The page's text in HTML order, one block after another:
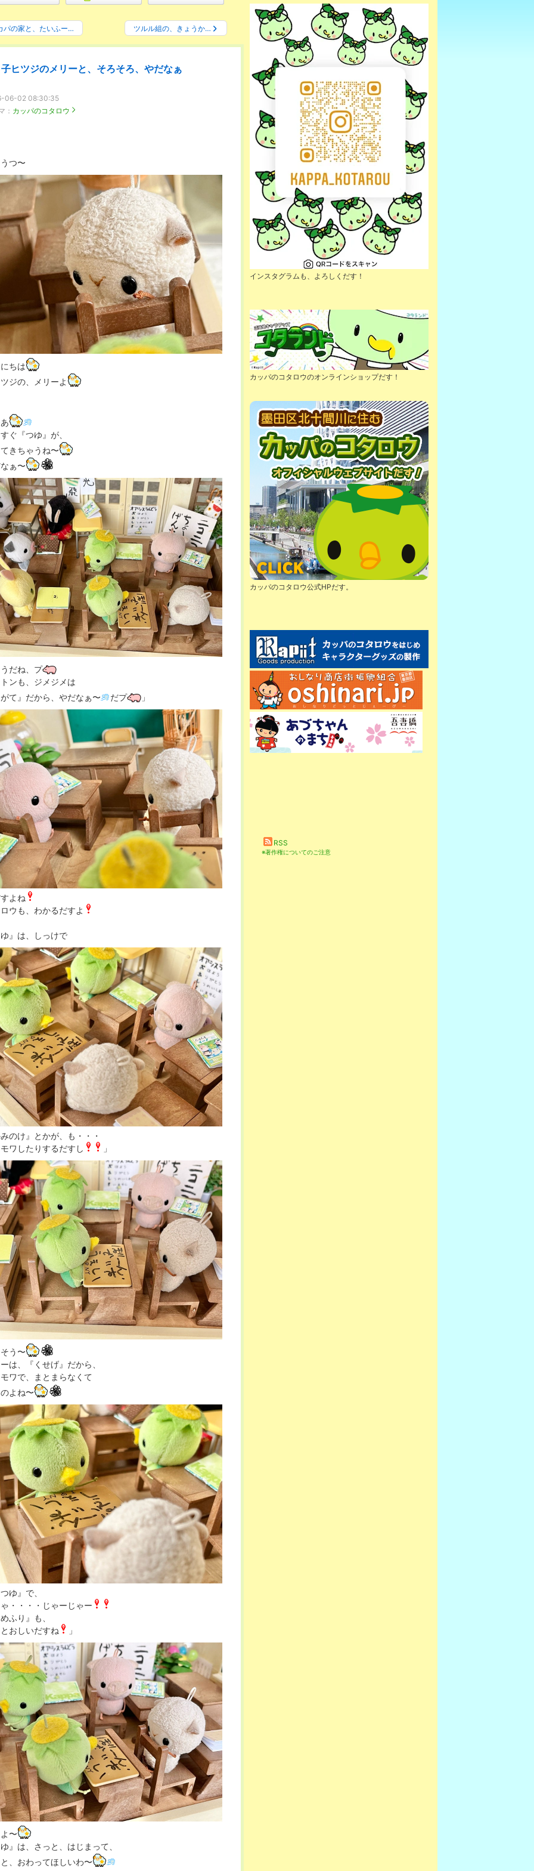
パの家と、たいふー… ツルル組の、きょうか…
子ヒツジのメリーと、そろそろ、やだなぁ
06-02 08:30:35
： カッパのコタロウ
つ〜
ちは
ジの、メリーよ
ぐ『つゆ』が、
きちゃうね〜
ぁ〜
だね、プ
ンも、ジメジメは
て』だから、やだなぁ〜
だプ 」
よね
ウも、わかるだすよ
』は、しっけで
のけ』とかが、も・・・
ワしたりするだすし
」
う〜
は、『くせげ』だから、
ワで、まとまらなくて
よね〜
ゆ』で、
・・・・じゃーじゃー
ふり』も、
おしいだすね
」
〜
』は、さっと、はじまって、
、おわってほしいわ〜
インスタグラムも、よろしくだす！
カッパのコタロウのオンラインショップだす！
カッパのコタロウ公式HPだす。
RSS
※著作権についてのご注意